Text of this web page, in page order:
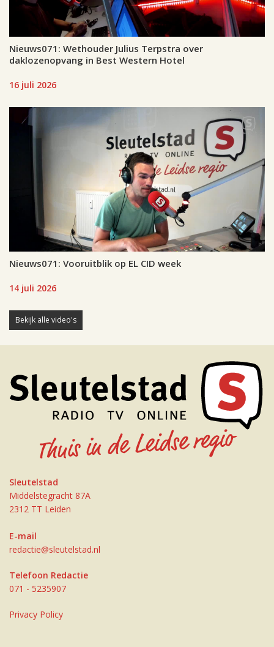
Nieuws071: Wethouder Julius Terpstra over
daklozenopvang in Best Western Hotel
16 juli 2026
Nieuws071: Vooruitblik op EL CID week
14 juli 2026
Bekijk alle video's
Sleutelstad
Middelstegracht 87A
2312 TT Leiden
E-mail
redactie@sleutelstad.nl
Telefoon Redactie
071 - 5235907
Privacy Policy